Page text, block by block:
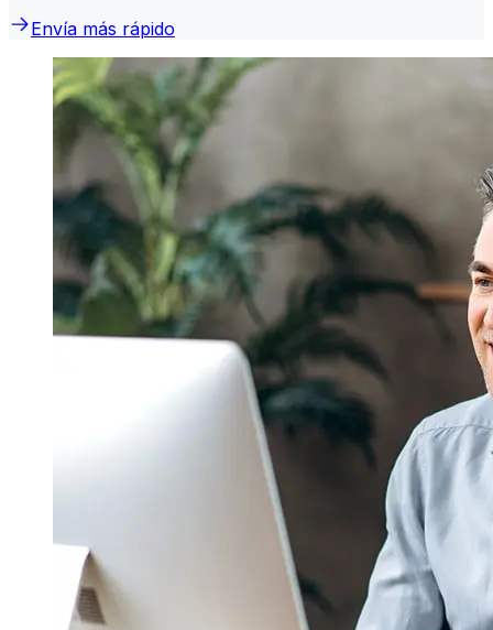
Envía más rápido